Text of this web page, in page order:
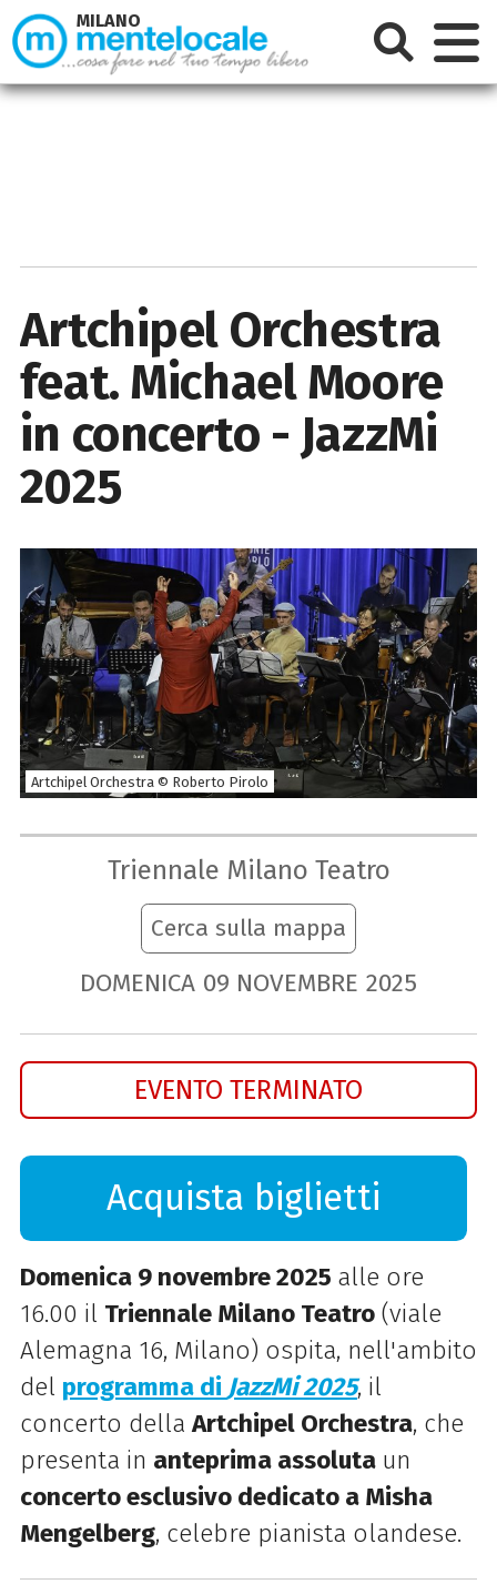
Artchipel Orchestra
feat. Michael Moore
in concerto - JazzMi
2025
Artchipel Orchestra © Roberto Pirolo
Triennale Milano Teatro
Cerca sulla mappa
DOMENICA 09 NOVEMBRE 2025
EVENTO TERMINATO
Acquista biglietti
Domenica 9 novembre 2025 alle ore
16.00 il Triennale Milano Teatro(viale
Alemagna 16, Milano) ospita, nell'ambito
del programma di JazzMi 2025, il
concerto dellaArtchipel Orchestra, che
presenta in anteprima assoluta un
concerto esclusivo dedicato a Misha
Mengelberg, celebre pianista olandese.
MILANO